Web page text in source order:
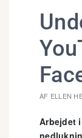
AF ELLEN
Arbejdet